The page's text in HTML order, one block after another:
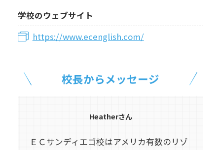
学校のウェブサイト
https://www.ecenglish.com/
校長からメッセージ
Heatherさん
ＥＣサンディエゴ校はアメリカ有数のリゾ